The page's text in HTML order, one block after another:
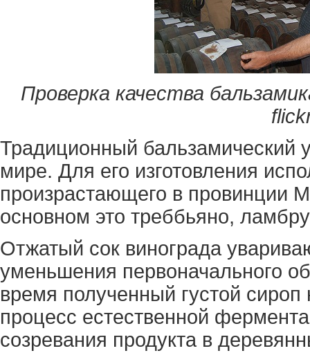
Проверка качества
Традиционный бальзамический
мире. Для его изготовления
произрастающего в провинции
основном это треббьяно,
Отжатый сок винограда
уменьшения первоначального
время полученный густой сироп
процесс естественной
созревания продукта в